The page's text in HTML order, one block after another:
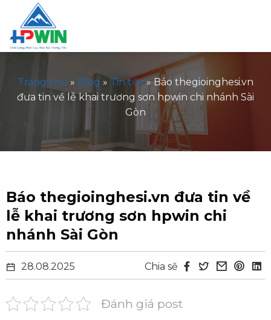
nội
dung
Trang chủ » Blog » Tin tức» Báo thegioinghesi.vn
đưa tin về lễ khai trương sơn hpwin chi nhánh Sài
Gòn
Báo thegioinghesi.vn đưa tin về
lễ khai trương sơn hpwin chi
nhánh Sài Gòn
28.08.2025 Chia sẽ
Đánh giá post